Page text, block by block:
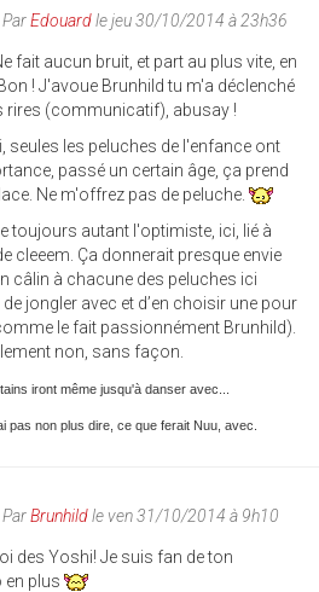
ParEdouardle jeu 30/10/2014 à 23h36
fait aucun bruit, et part au plus vite, en
! J'avoue Brunhild tu m'a déclenché
rires (communicatif), abusay !
seules les peluches de l'enfance ont
passé un certain âge, ça prend
Ne m'offrez pas de peluche.
toujours autant l'optimiste, ici, lié à
cleeem. Ça donnerait presque envie
câlin à chacune des peluches ici
de jongler avec et d’en choisir une pour
le fait passionnément Brunhild).
non, sans façon.
iront même jusqu'à danser avec...
pas non plus dire, ce que ferait Nuu, avec.
ParBrunhildle ven 31/10/2014 à 9h10
des Yoshi! Je suis fan de ton
plus